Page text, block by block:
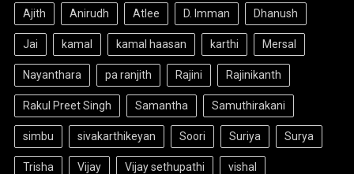
Ajith Anirudh Atlee D. Imman Dhanush
Jai kamal kamal haasan karthi Mersal
Nayanthara pa ranjith Rajini Rajinikanth
Rakul Preet Singh Samantha Samuthirakani
simbu sivakarthikeyan Soori Suriya Surya
Trisha Vijay Vijay sethupathi vishal